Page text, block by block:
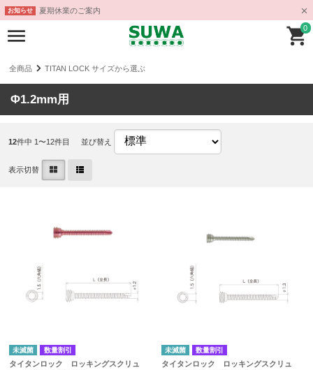
お知らせ 夏期休業のご案内
0
全商品 TITAN LOCK サイズから選ぶ
Φ1.2mm用
12件中 1〜12件目 並び替え
表示切替
未滅菌 数量割引
タイタンロック ロッキングスクリュ
未滅菌 数量割引
タイタンロック ロッキングスクリュ